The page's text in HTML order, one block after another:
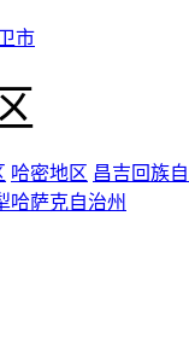
市
哈密地区 昌吉回族
哈萨克自治州